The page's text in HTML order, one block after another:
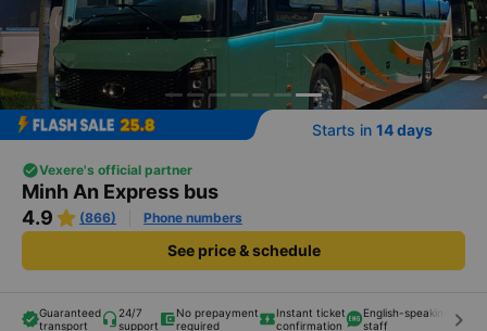
Starts in 14 days
Vexere's official partner
Minh An Express bus
4.9
(866) Phone numbers
See price & schedule
Guaranteed
transport
24/7
support
No prepayment
required
Instant ticket
confirmation
English-speaking
staff
keyboard_arrow_right